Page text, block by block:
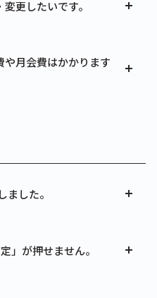
更したいです。
月会費はかかります
ました。
」が押せません。